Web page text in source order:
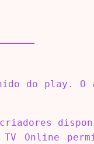
do play. O
criadores
Online